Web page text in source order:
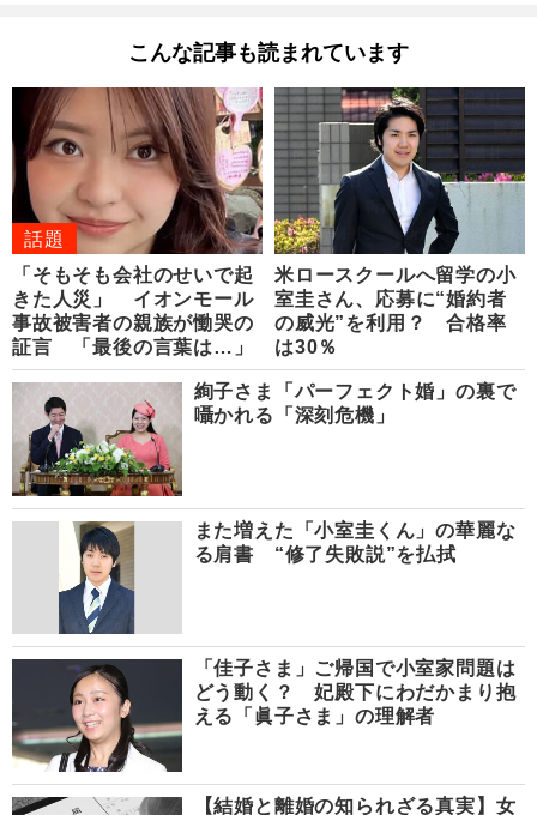
こんな記事も読まれています
話題
「そもそも会社のせいで起
きた人災」 イオンモール
事故被害者の親族が慟哭の
証言 「最後の言葉は…」
米ロースクールへ留学の小
室圭さん、応募に“婚約者
の威光”を利用？ 合格率
は30％
絢子さま「パーフェクト婚」の裏で
囁かれる「深刻危機」
また増えた「小室圭くん」の華麗な
る肩書 “修了失敗説”を払拭
「佳子さま」ご帰国で小室家問題は
どう動く？ 妃殿下にわだかまり抱
える「眞子さま」の理解者
【結婚と離婚の知られざる真実】女